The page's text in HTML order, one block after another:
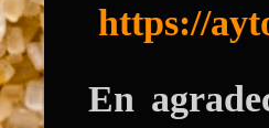
https://
En